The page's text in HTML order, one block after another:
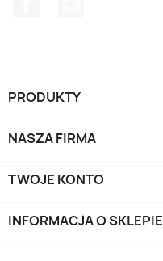
PRODUKTY
NASZA FIRMA
TWOJE KONTO
INFORMACJA O SKLEPIE